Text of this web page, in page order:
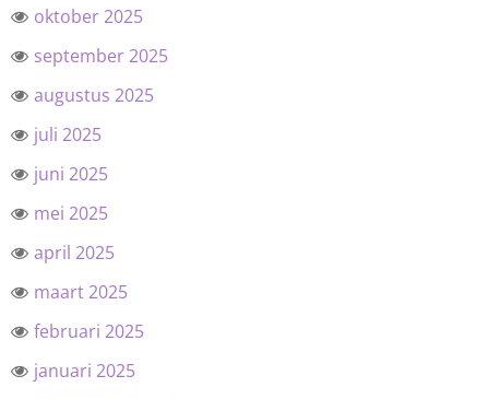
oktober 2025
september 2025
augustus 2025
juli 2025
juni 2025
mei 2025
april 2025
maart 2025
februari 2025
januari 2025